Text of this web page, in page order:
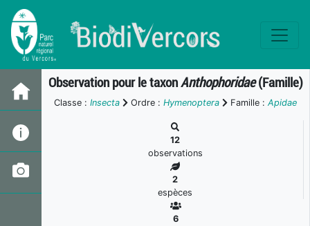
Observation pour le taxonAnthophoridae(Famille)
Classe : Insecta Ordre : Hymenoptera Famille : Apidae
12
observations
2
espèces
6